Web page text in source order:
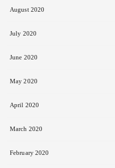
August 2020
July 2020
June 2020
May 2020
April 2020
March 2020
February 2020